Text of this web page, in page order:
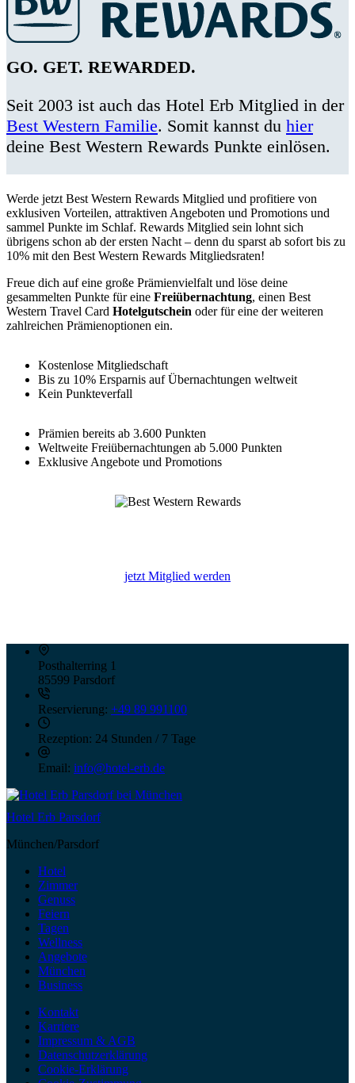
GO. GET. REWARDED.
Seit 2003 ist auch das Hotel Erb Mitglied in der
Best Western Familie. Somit kannst du hier
deine Best Western Rewards Punkte einlösen.
Werde jetzt Best Western Rewards Mitglied und profitiere von
exklusiven Vorteilen, attraktiven Angeboten und Promotions und
sammel Punkte im Schlaf. Rewards Mitglied sein lohnt sich
übrigens schon ab der ersten Nacht – denn du sparst ab sofort bis zu
10% mit den Best Western Rewards Mitgliedsraten!
Freue dich auf eine große Prämienvielfalt und löse deine
gesammelten Punkte für eine Freiübernachtung, einen Best
Western Travel Card Hotelgutschein oder für eine der weiteren
zahlreichen Prämienoptionen ein.
Kostenlose Mitgliedschaft
Bis zu 10% Ersparnis auf Übernachtungen weltweit
Kein Punkteverfall
Prämien bereits ab 3.600 Punkten
Weltweite Freiübernachtungen ab 5.000 Punkten
Exklusive Angebote und Promotions
jetzt Mitglied werden
Posthalterring 1
85599 Parsdorf
Reservierung: +49 89 991100
Rezeption: 24 Stunden / 7 Tage
Email: info@hotel-erb.de
Hotel Erb Parsdorf
München/Parsdorf
Hotel
Zimmer
Genuss
Feiern
Tagen
Wellness
Angebote
München
Business
Kontakt
Karriere
Impressum & AGB
Datenschutzerklärung
Cookie-Erklärung